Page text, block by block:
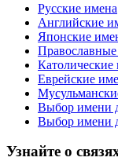
Русские имена
Английские
Японские
Католические
Еврейские
Выбор имени
Выбор имени
Узнайте о